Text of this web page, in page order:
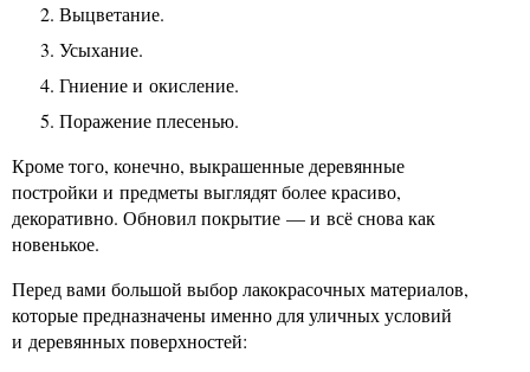
Выцветание.
Усыхание.
Гниение и окисление.
Поражение плесенью.
Кроме того, конечно, выкрашенные деревянные
постройки и предметы выглядят более красиво,
декоративно. Обновил покрытие — и всё снова как
новенькое.
Перед вами большой выбор лакокрасочных материалов,
которые предназначены именно для уличных условий
и деревянных поверхностей: